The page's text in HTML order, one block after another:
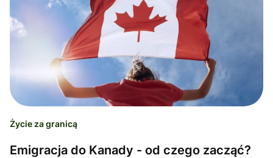
Życie za granicą
Emigracja do Kanady - od czego zacząć?